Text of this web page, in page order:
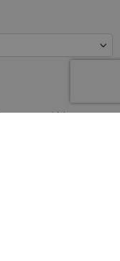
sacs en matériaux,